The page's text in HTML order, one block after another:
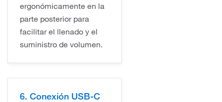
ergonómicamente en la
parte posterior para
facilitar el llenado y el
suministro de volumen.
6. Conexión USB-C